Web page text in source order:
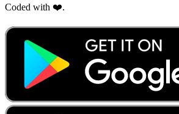
Coded with ❤️.